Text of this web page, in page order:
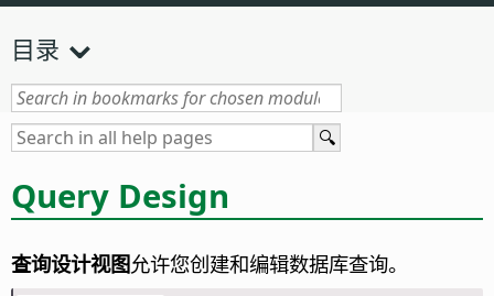
目录
Query Design
查询设计视图允许您创建和编辑数据库查询。